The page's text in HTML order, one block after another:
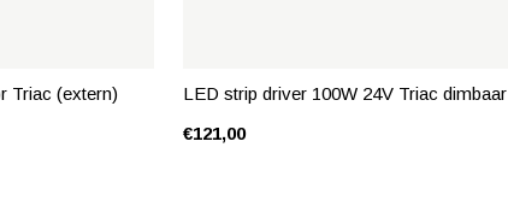
Triac (extern)
LED strip driver 100W 24V Triac dimbaar
€121,00